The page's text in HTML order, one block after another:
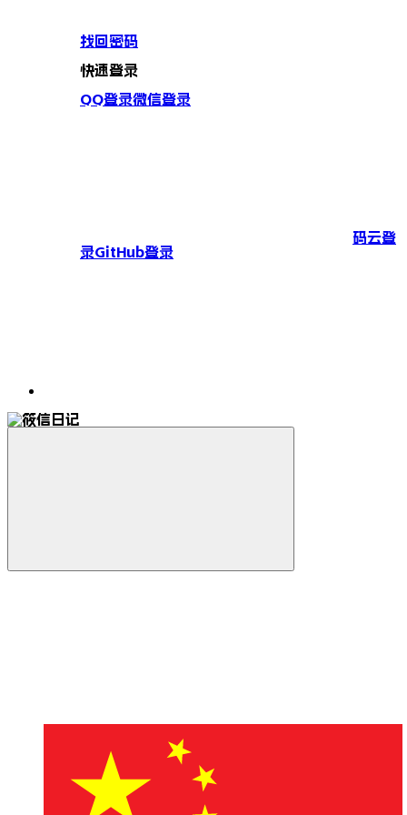
找回密码
快速登录
QQ登录微信登录
码云登
录GitHub登录